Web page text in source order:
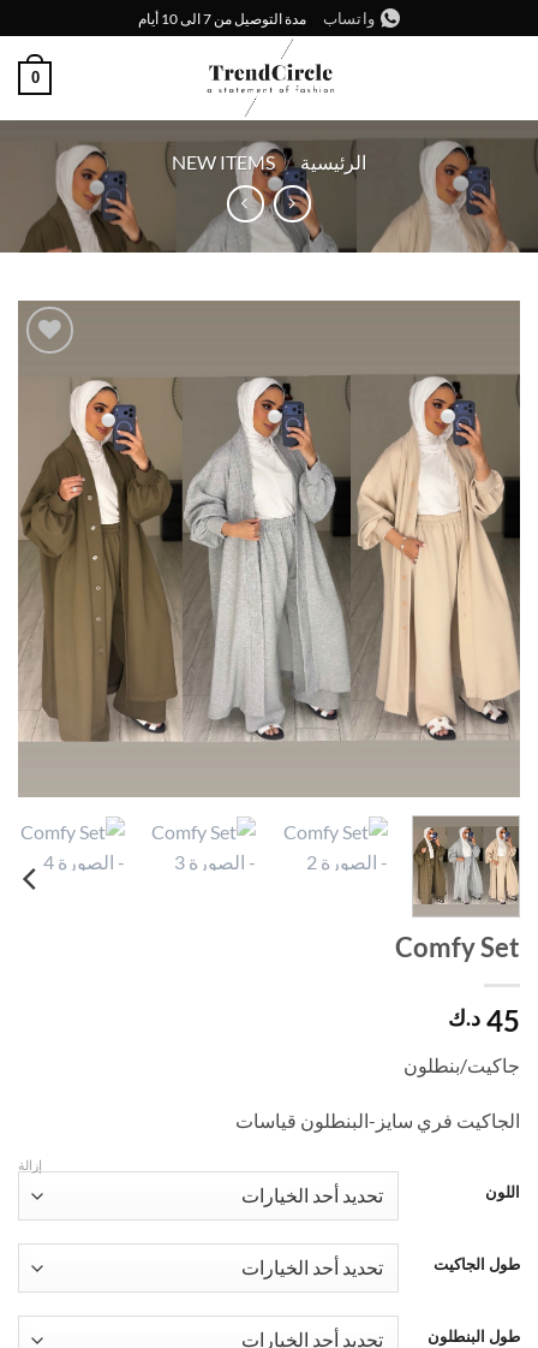
للمحتوى
واتساب مدة التوصيل من 7 الى 10 أيام
0
الرئيسية /
NEW ITEMS
الرغبات
Comfy Set
45 د.ك
جاكيت/بنطلون
الجاكيت فري سايز-البنطلون قياسات
اللون
طول الجاكيت
طول البنطلون
إزالة